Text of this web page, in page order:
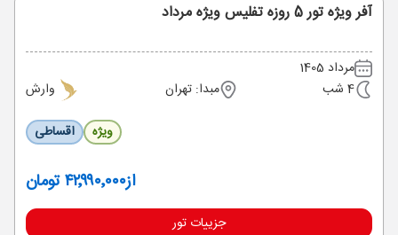
آفر ویژه تور 5 روزه تفلیس ویژه مرداد
مرداد 1405
4 شب
مبدا: تهران
وارش
ویژه
اقساطی
از۴۲٬۹۹۰٬۰۰۰ تومان
جزییات تور